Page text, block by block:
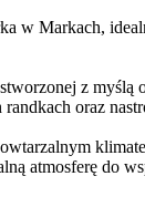
w Markach,
z myślą
oraz
atmosferę do